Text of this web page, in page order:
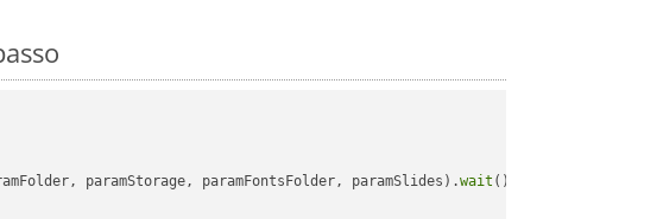
paramStorage, paramFontsFolder, paramSlides).wait ();